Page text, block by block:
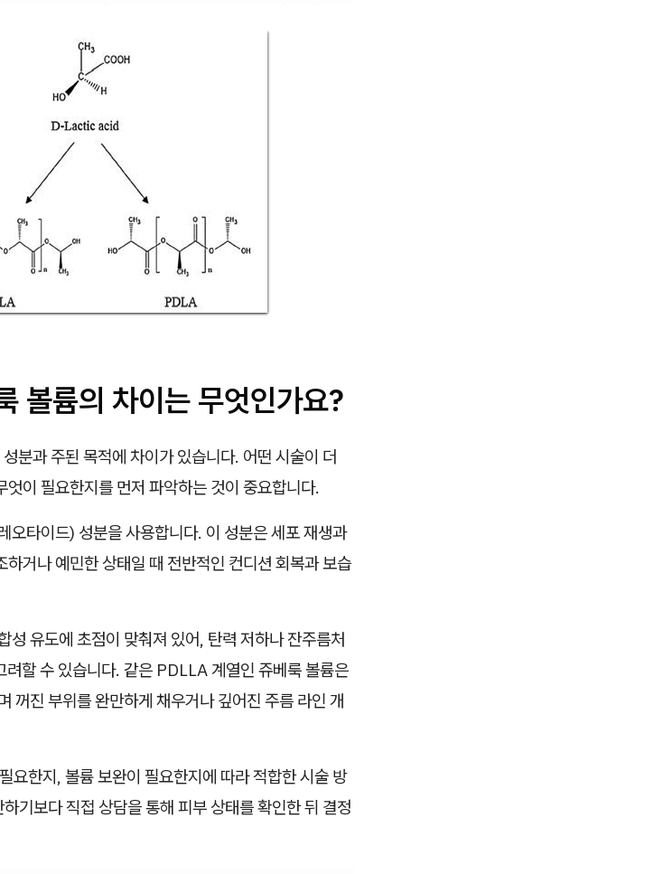
볼륨의 차이는 무엇인가요?
분과 주된 목적에 차이가 있습니다. 어떤 시술이 더
이 필요한지를 먼저 파악하는 것이 중요합니다.
타이드) 성분을 사용합니다. 이 성분은 세포 재생과
거나 예민한 상태일 때 전반적인 컨디션 회복과 보습
유도에 초점이 맞춰져 있어, 탄력 저하나 잔주름처
려할 수 있습니다. 같은 PDLLA 계열인 쥬베룩 볼륨은
꺼진 부위를 완만하게 채우거나 깊어진 주름 라인 개
요한지, 볼륨 보완이 필요한지에 따라 적합한 시술 방
기보다 직접 상담을 통해 피부 상태를 확인한 뒤 결정